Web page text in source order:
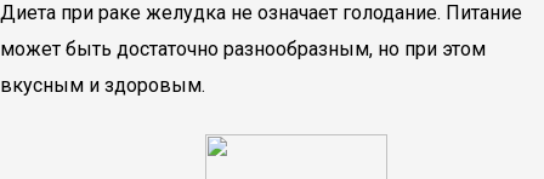
Диета при раке желудка не означает голодание. Питание
может быть достаточно разнообразным, но при этом
вкусным и здоровым.